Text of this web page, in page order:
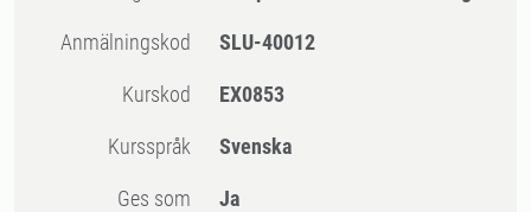
Anmälningskod SLU-40012
Kurskod EX0853
Kursspråk Svenska
Ges som
Ja